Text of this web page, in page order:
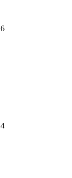
6
4